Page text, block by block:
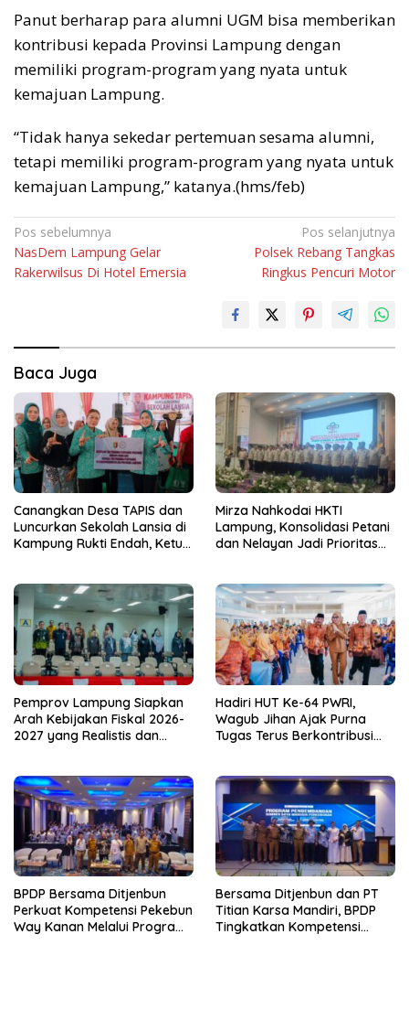
Panut berharap para alumni UGM bisa memberikan
kontribusi kepada Provinsi Lampung dengan
memiliki program-program yang nyata untuk
kemajuan Lampung.
“Tidak hanya sekedar pertemuan sesama alumni,
tetapi memiliki program-program yang nyata untuk
kemajuan Lampung,” katanya.(hms/feb)
Navigasi
pos
Pos sebelumnya
NasDem Lampung Gelar
Rakerwilsus Di Hotel Emersia
Pos selanjutnya
Polsek Rebang Tangkas
Ringkus Pencuri Motor
Baca Juga
Canangkan Desa TAPIS dan
Luncurkan Sekolah Lansia di
Kampung Rukti Endah, Ketua
dari Desa
Mirza Nahkodai HKTI
Lampung, Konsolidasi Petani
dan Nelayan Jadi Prioritas
Pemprov Lampung Siapkan
Arah Kebijakan Fiskal 2026-
2027 yang Realistis dan
Hadiri HUT Ke-64 PWRI,
Wagub Jihan Ajak Purna
Tugas Terus Berkontribusi
BPDP Bersama Ditjenbun
Perkuat Kompetensi Pekebun
Way Kanan Melalui Program
Bersama Ditjenbun dan PT
Titian Karsa Mandiri, BPDP
Tingkatkan Kompetensi